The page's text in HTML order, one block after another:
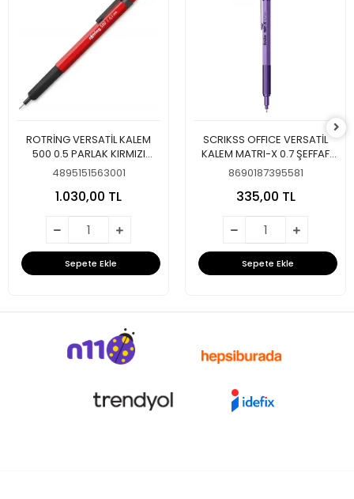
ROTRİNG VERSATİL KALEM
500 0.5 PARLAK KIRMIZI
2218726
4895151563001
1.030,00 TL
Sepete Ekle
SCRIKSS OFFICE VERSATİL
KALEM MATRI-X 0.7 ŞEFFAF
AMBALAJ METALİK MOR
8690187395581
335,00 TL
Sepete Ekle